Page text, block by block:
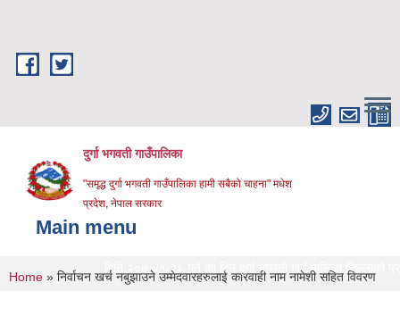
दुर्गा भगवती गाउँपालिका
"समृद्ध दुर्गा भगवती गाउँपालिका हामी सबैको चाहना" मधेश
प्रदेश, नेपाल सरकार
Main menu
मिति २०७५/१/२६ गते का दिन दुर्गा भगवती गाउँ पालिका जिल्लाको
You are here
Home » निर्वाचन खर्च नबुझाउने उम्मेदवारहरुलाई कारवाही नाम नामेशी सहित विवरण